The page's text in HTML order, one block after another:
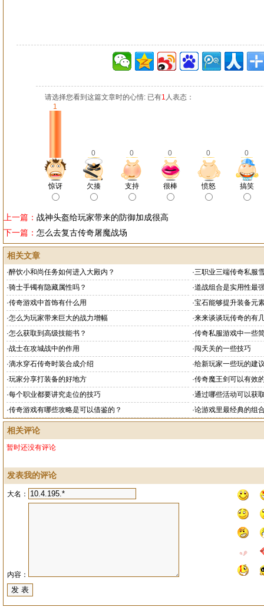
请选择您看到这篇文章时的心情: 已有1 人表态：
1
0 0 0 0 0
惊讶 欠揍 支持 很棒 愤怒 搞笑
上一篇： 战神头盔给玩家带来的防御加成很高
下一篇： 怎么去复古传奇屠魔战场
相关文章
·醉饮小和尚任务如何进入大殿内？ ·三职业三端传奇私服
·骑士手镯有隐藏属性吗？ ·道战组合是实用性最
·传奇游戏中首饰有什么用 ·宝石能够提升装备元
·怎么为玩家带来巨大的战力增幅 ·来来谈谈玩传奇的有
·怎么获取到高级技能书？ ·传奇私服游戏中一些
·战士在攻城战中的作用 ·闯天关的一些技巧
·滴水穿石传奇时装合成介绍 ·给新玩家一些玩的建
·玩家分享打装备的好地方 ·传奇魔王剑可以有效
·每个职业都要讲究走位的技巧 ·通过哪些活动可以获
·传奇游戏有哪些攻略是可以借鉴的？ ·论游戏里最经典的组
相关评论
暂时还没有评论
发表我的评论
大名：
内容：